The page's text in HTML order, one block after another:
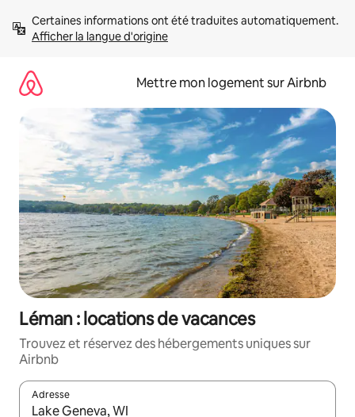
directement
Afficher la langue d'origine
Mettre mon logement sur Airbnb
Léman : locations de vacances
Trouvez et réservez des hébergements uniques sur
Airbnb
Adresse
Lorsque les résultats s'affichent, utilisez les flèches vers le